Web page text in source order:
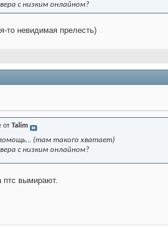
с низким онлайном?
то невидимая прелесть)
от Talim
(там такого хватает)
с низким онлайном?
птс вымирают.